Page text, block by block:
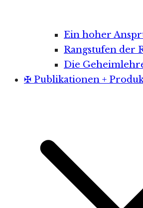
Ein hoher
Rangstufen der
Die
✠ Publikationen +